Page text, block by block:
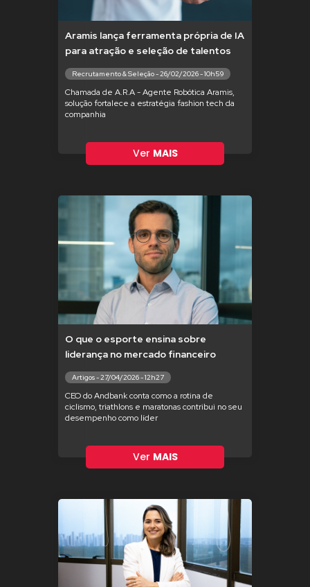
Aramis lança ferramenta própria de IA
para atração e seleção de talentos
Recrutamento & Seleção - 26/02/2026 - 10h59
Chamada de A.R.A - Agente Robótica Aramis,
solução fortalece a estratégia fashion tech da
companhia
Ver MAIS
O que o esporte ensina sobre
liderança no mercado financeiro
Artigos - 27/04/2026 - 12h27
CEO do Andbank conta como a rotina de
ciclismo, triathlons e maratonas contribui no seu
desempenho como líder
Ver MAIS